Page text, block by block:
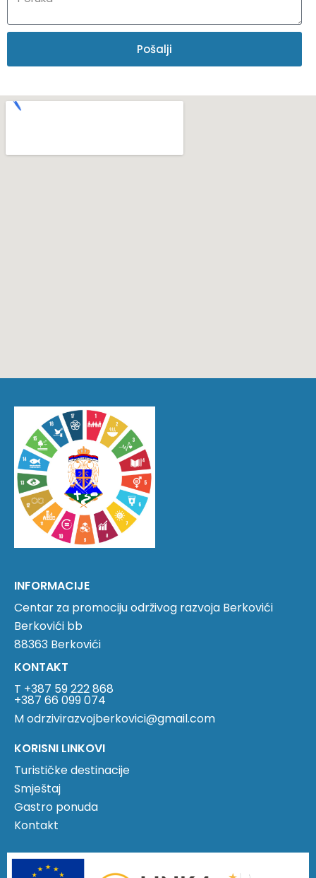
Pošalji
INFORMACIJE
Centar za promociju održivog razvoja Berkovići
Berkovići bb
88363 Berkovići
KONTAKT
T +387 59 222 868
+387 66 099 074
M odrzivirazvojberkovici@gmail.com
KORISNI LINKOVI
Turističke destinacije
Smještaj
Gastro ponuda
Kontakt